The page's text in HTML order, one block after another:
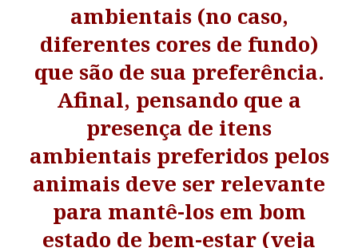
ambientais (no caso,
diferentes cores de fundo)
que são de sua preferência.
Afinal, pensando que a
presença de itens
ambientais preferidos pelos
animais deve ser relevante
para mantê-los em bom
estado de bem-estar (veja